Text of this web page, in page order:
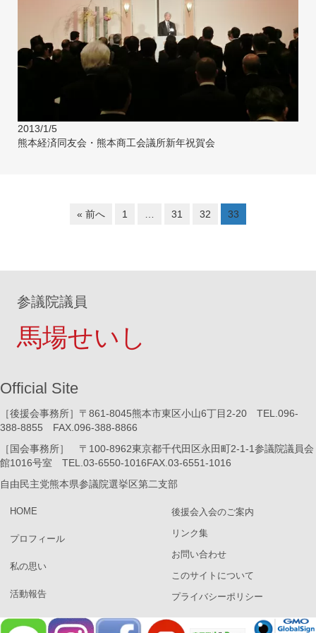
2013/1/5
熊本経済同友会・熊本商工会議所新年祝賀会
« 前へ 1 31 32 33
参議院議員
馬場せいし
Official Site
［後援会事務所］〒861-8045熊本市東区小山6丁目2-20 TEL.096-
388-8855 FAX.096-388-8866
［国会事務所］ 〒100-8962東京都千代田区永田町2-1-1参議院議員会
館1016号室 TEL.03-6550-1016FAX.03-6551-1016
自由民主党熊本県参議院選挙区第二支部
HOME
プロフィール
私の思い
活動報告
後援会入会のご案内
リンク集
お問い合わせ
このサイトについて
プライバシーポリシー